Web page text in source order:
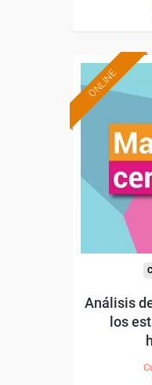
ONLINE
Análisis
los